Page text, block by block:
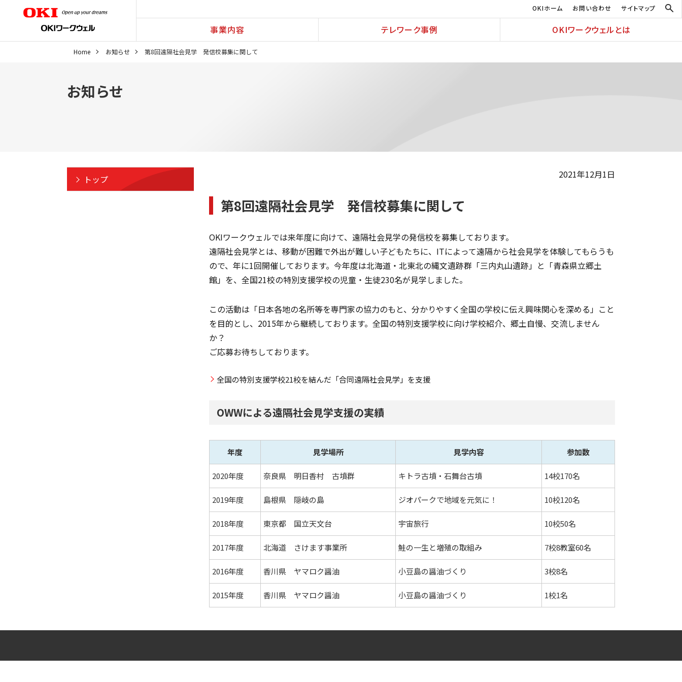
OKIホーム お問い合わせ サイトマップ
事業内容 テレワーク事例 OKIワークウェルとは
Home お知らせ 第8回遠隔社会見学 発信校募集に関して
お知らせ
2021年12月1日
第8回遠隔社会見学 発信校募集に関して
OKIワークウェルでは来年度に向けて、遠隔社会見学の発信校を募集しております。
遠隔社会見学とは、移動が困難で外出が難しい子どもたちに、ITによって遠隔から社会見学を体験してもらうも
ので、年に1回開催しております。今年度は北海道・北東北の縄文遺跡群「三内丸山遺跡」と「青森県立郷土
館」を、全国21校の特別支援学校の児童・生徒230名が見学しました。
この活動は「日本各地の名所等を専門家の協力のもと、分かりやすく全国の学校に伝え興味関心を深める」こと
を目的とし、2015年から継続しております。全国の特別支援学校に向け学校紹介、郷土自慢、交流しません
か？
ご応募お待ちしております。
全国の特別支援学校21校を結んだ「合同遠隔社会見学」を支援
OWWによる遠隔社会見学支援の実績
年度 見学場所 見学内容 参加数
2020年度 奈良県 明日香村 古墳群 キトラ古墳・石舞台古墳 14校170名
2019年度 島根県 隠岐の島 ジオパークで地域を元気に！ 10校120名
2018年度 東京都 国立天文台 宇宙旅行 10校50名
2017年度 北海道 さけます事業所 鮭の一生と増殖の取組み 7校8教室60名
2016年度 香川県 ヤマロク醤油 小豆島の醤油づくり 3校8名
2015年度 香川県 ヤマロク醤油 小豆島の醤油づくり 1校1名
トップ